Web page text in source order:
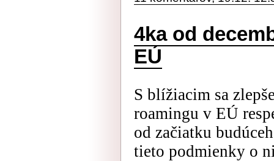
4ka od
EÚ
S blížiacim sa
roamingu v EÚ
od začiatku
tieto podmienky o